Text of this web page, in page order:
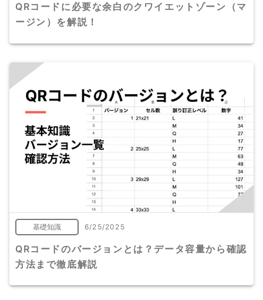
QRコードに必要な余白のクワイエットゾーン（マ
ージン）を解説！
基礎知識 6/25/2025
QRコードのバージョンとは？データ容量から確認
方法まで徹底解説